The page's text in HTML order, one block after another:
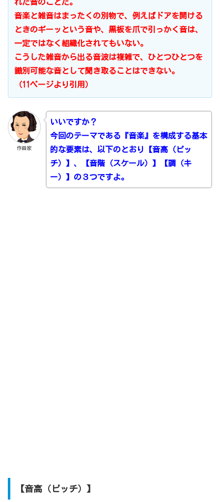
れた音のことだ。
音楽と雑音はまったくの別物で、例えばドアを開ける
ときのギーッという音や、黒板を爪で引っかく音は、
一定ではなく組織化されてもいない。
こうした雑音から出る音波は複雑で、ひとつひとつを
識別可能な音として聞き取ることはできない。
（11ページより引用）
作曲家
いいですか？
今回のテーマである『音楽』を構成する基本
的な要素は、以下のとおり【音高（ピッ
チ）】、【音階（スケール）】【調（キ
ー）】の３つですよ。
【音高（ピッチ）】